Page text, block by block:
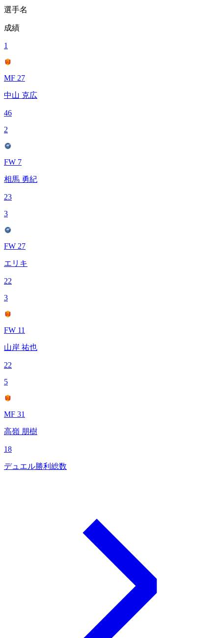
選手名
成績
1
MF 27
中山 克広
46
2
FW 7
相馬 勇紀
23
3
FW 27
エリキ
22
3
FW 11
山岸 祐也
22
5
MF 31
高嶺 朋樹
18
デュエル勝利総数